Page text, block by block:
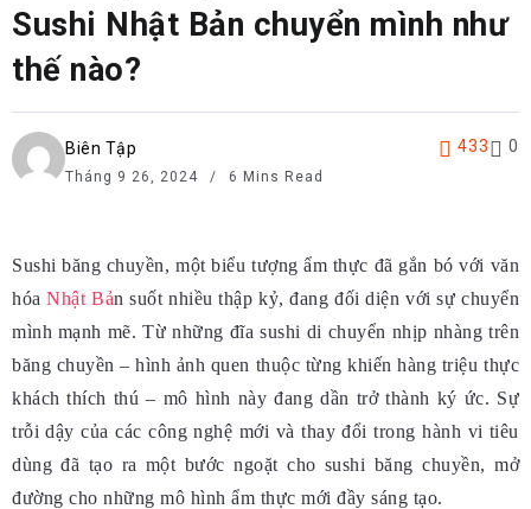
Sushi Nhật Bản chuyển mình như
thế nào?
Biên Tập
Tháng 9 26, 2024 6 Mins Read
433 0
Sushi băng chuyền, một biểu tượng ẩm thực đã gắn bó với văn
hóaNhật Bản suốt nhiều thập kỷ, đang đối diện với sự chuyển
mình mạnh mẽ. Từ những đĩa sushi di chuyển nhịp nhàng trên
băng chuyền – hình ảnh quen thuộc từng khiến hàng triệu thực
khách thích thú – mô hình này đang dần trở thành ký ức. Sự
trỗi dậy của các công nghệ mới và thay đổi trong hành vi tiêu
dùng đã tạo ra một bước ngoặt cho sushi băng chuyền, mở
đường cho những mô hình ẩm thực mới đầy sáng tạo.